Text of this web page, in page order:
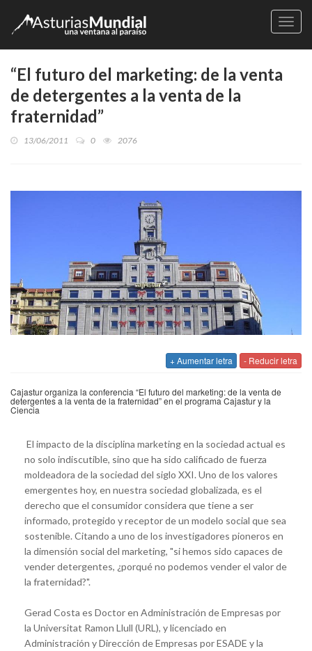
“El futuro del marketing: de la venta
de detergentes a la venta de la
fraternidad”
13/06/2011 0 2076
+ Aumentar letra - Reducir letra
Cajastur organiza la conferencia “El futuro del marketing: de la venta de
detergentes a la venta de la fraternidad” en el programa Cajastur y la
Ciencia
El impacto de la disciplina marketing en la sociedad actual es
no solo indiscutible, sino que ha sido calificado de fuerza
moldeadora de la sociedad del siglo XXI. Uno de los valores
emergentes hoy, en nuestra sociedad globalizada, es el
derecho que el consumidor considera que tiene a ser
informado, protegido y receptor de un modelo social que sea
sostenible. Citando a uno de los investigadores pioneros en
la dimensión social del marketing, "si hemos sido capaces de
vender detergentes, ¿porqué no podemos vender el valor de
la fraternidad?".
Gerad Costa es Doctor en Administración de Empresas por
la Universitat Ramon Llull (URL), y licenciado en
Administración y Dirección de Empresas por ESADE y la